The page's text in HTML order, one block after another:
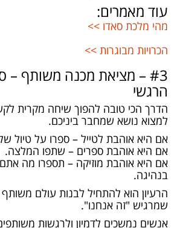
עוד מאמרים:
מהי מלכת סאדו >>
הכרויות מבוגרות​ >>
#3 – מציאת מכנה משותף –
הרגשי
הדרך הכי טובה להפוך שיחה מקרית
למצוא נושא שמחבר ביניכם.
אם היא אוהבת לטייל – ספרו על טיול
אם היא אוהבת ספרים – שתפו המלצה.
אם היא אוהבת מוזיקה – תספרו מה
בנהיגה.
הרעיון הוא להתחיל לבנות עולם
שמרגיש "זה אנחנו".
אנשים נמשכים לדמיון ולרגשות